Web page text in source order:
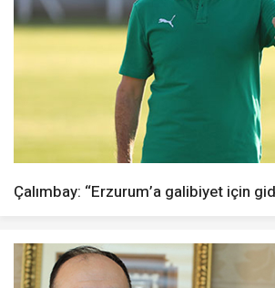
Çalımbay: “Erzurum’a galibiyet için